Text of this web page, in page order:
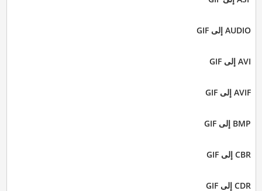
AUDIO إلى GIF
AVI إلى GIF
AVIF إلى GIF
BMP إلى GIF
CBR إلى GIF
CDR إلى GIF